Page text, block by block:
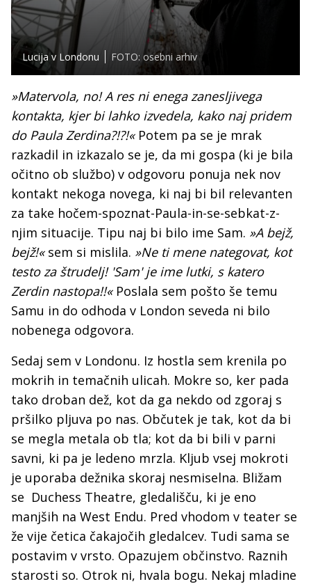
Lucija v Londonu FOTO: osebni arhiv
»Matervola, no! A res ni enega zanesljivega
kontakta, kjer bi lahko izvedela, kako naj pridem
do Paula Zerdina?!?!«Potem pa se je mrak
razkadil in izkazalo se je, da mi gospa (ki je bila
očitno ob službo) v odgovoru ponuja nek nov
kontakt nekoga novega, ki naj bi bil relevanten
za take hočem-spoznat-Paula-in-se-sebkat-z-
njim situacije. Tipu naj bi bilo ime Sam. »A bejž,
bejž!«sem si mislila. »Ne ti mene nategovat, kot
testo za štrudelj! 'Sam' je ime lutki, s katero
Zerdin nastopa!!« Poslala sem pošto še temu
Samu in do odhoda v London seveda ni bilo
nobenega odgovora.
Sedaj sem v Londonu. Iz hostla sem krenila po
mokrih in temačnih ulicah. Mokre so, ker pada
tako droban dež, kot da ga nekdo od zgoraj s
pršilko pljuva po nas. Občutek je tak, kot da bi
se megla metala ob tla; kot da bi bili v parni
savni, ki pa je ledeno mrzla. Kljub vsej mokroti
je uporaba dežnika skoraj nesmiselna. Bližam
se Duchess Theatre, gledališču, ki je eno
manjših na West Endu. Pred vhodom v teater se
že vije četica čakajočih gledalcev. Tudi sama se
postavim v vrsto. Opazujem občinstvo. Raznih
starosti so. Otrok ni, hvala bogu. Nekaj mladine